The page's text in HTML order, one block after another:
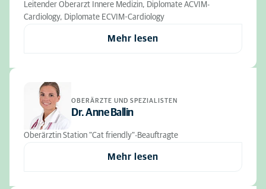
Leitender Oberarzt Innere Medizin, Diplomate ACVIM-
Cardiology, Diplomate ECVIM-Cardiology
Mehr lesen
OBERÄRZTE UND SPEZIALISTEN
Dr. Anne Ballin
Oberärztin Station "Cat friendly"-Beauftragte
Mehr lesen